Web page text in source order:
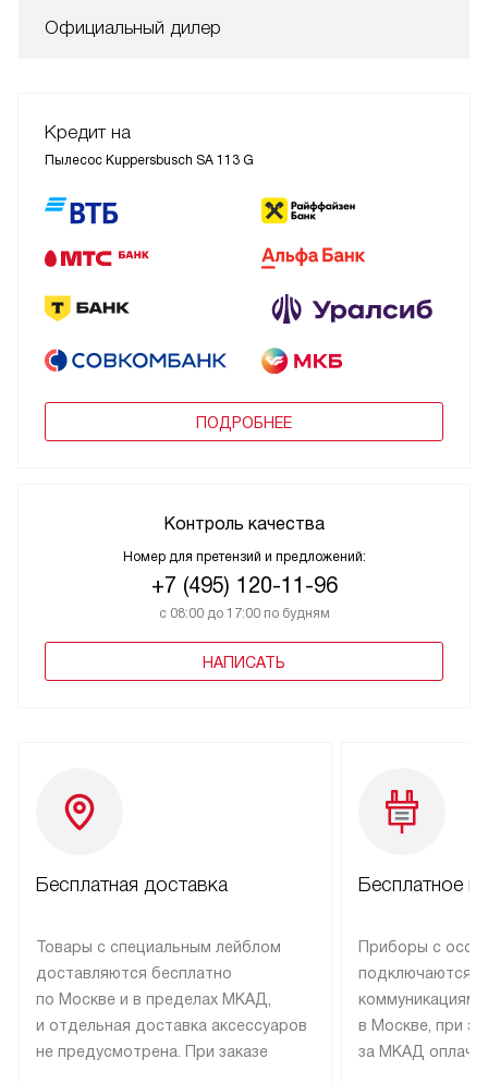
Официальный дилер
Кредит на
Пылесос Kuppersbusch SA 113 G
ПОДРОБНЕЕ
Контроль качества
Номер для претензий и предложений:
+7 (495) 120-11-96
с 08:00 до 17:00 по будням
НАПИСАТЬ
Бесплатная доставка
Товары с специальным лейблом
доставляются бесплатно
по Москве и в пределах МКАД,
и отдельная доставка аксессуаров
не предусмотрена. При заказе
Бесплатное
Приборы с
подключаются к
коммуникациям
в Москве, при
за МКАД